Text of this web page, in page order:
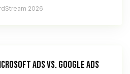
2026
ADS VS. GOOGLE ADS